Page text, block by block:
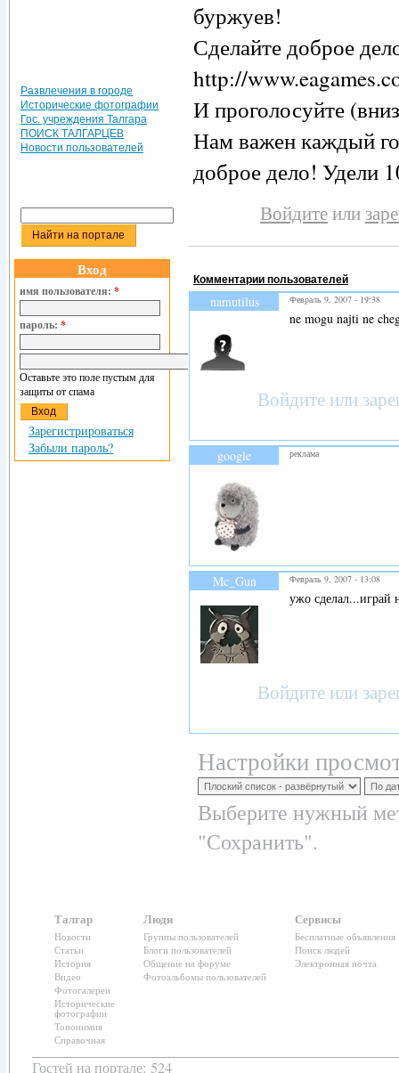
буржуев!
Сделайте доброе
http://
И проголосуйте
Нам важен каждый
доброе дело! Удели
Войдитеили
Комментарии пользователей
namutilus Февраль 9, 2007 - 19:38
ne mogu najti ne
Войдите или
google реклама
Mc_Gun Февраль 9, 2007 - 13:08
ужо сделал...играй
Войдите или
Настройки
Выберите нужный
"Сохранить".
Развлечения в городе
Исторические фотографии
Гос. учреждения Талгара
ПОИСК ТАЛГАРЦЕВ
Новости пользователей
Вход
имя пользователя: *
пароль: *
Оставьте это поле пустым для
защиты от спама
Зарегистрироваться
Забыли пароль?
Талгар
Новости
Статьи
История
Видео
Фотогалереи
Исторические
фотографии
Топонимия
Справочная
Люди
Группы пользователей
Блоги пользователей
Общение на форуме
Фотоальбомы пользователей
Сервисы
Бесплатные объявления
Поиск людей
Электронная почта
Гостей на портале: 524